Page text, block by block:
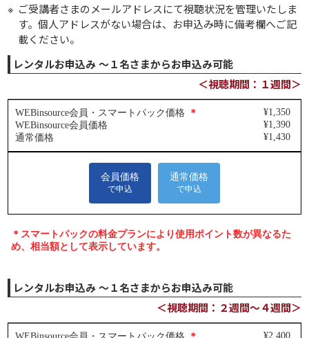
ご受講者さまのメールアドレスにて視聴状況を管理いたしま
す。個人アドレスがない場合は、お申込み時に備考欄へご記
載ください。
レンタルお申込み ～１名さまからお申込み可能
＜視聴期間：１週間＞
レンタルお申込み ～１名さまからお申込み可能
＜視聴期間：２週間～４週間＞